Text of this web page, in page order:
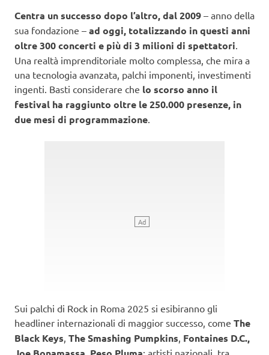
Centra un successo dopo l’altro, dal 2009 – anno della
sua fondazione – ad oggi, totalizzando in questi anni
oltre 300 concerti e più di 3 milioni di spettatori
Una realtà imprenditoriale molto complessa, che mira a
una tecnologia avanzata, palchi imponenti, investimenti
ingenti. Basti considerare che lo scorso anno il
festival ha raggiunto oltre le 250.000 presenze, in
due mesi di programmazione
Sui palchi di Rock in Roma 2025 si esibiranno gli
headliner internazionali di maggior successo, come The
Black Keys The Smashing Pumpkins Fontaines D.C.,
; artisti nazionali, tra